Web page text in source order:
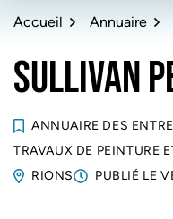
Accueil Annuaire
SULLIVAN
ANNUAIRE DES
TRAVAUX DE PEINTURE
RIONS
PUBLIÉ LE